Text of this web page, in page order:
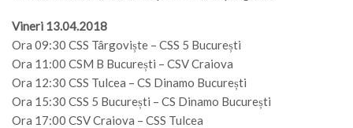
Vineri 13.04.2018
Ora 09:30 CSS Târgoviște – CSS 5 București
Ora 11:00 CSM B București – CSV Craiova
Ora 12:30 CSS Tulcea – CS Dinamo București
Ora 15:30 CSS 5 București – CS Dinamo București
Ora 17:00 CSV Craiova – CSS Tulcea